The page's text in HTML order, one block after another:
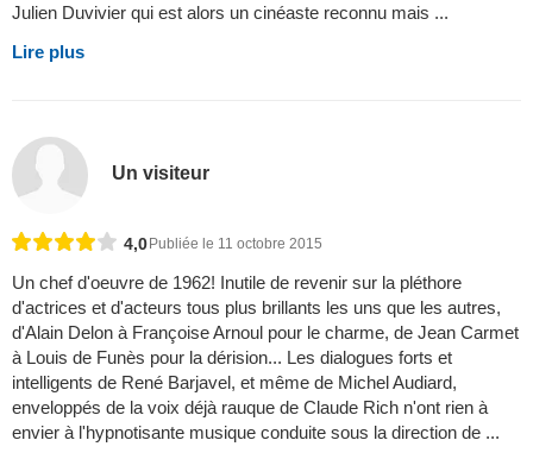
Julien Duvivier qui est alors un cinéaste reconnu mais ...
Lire plus
Un visiteur
4,0Publiée le 11 octobre 2015
Un chef d'oeuvre de 1962! Inutile de revenir sur la pléthore
d'actrices et d'acteurs tous plus brillants les uns que les autres,
d'Alain Delon à Françoise Arnoul pour le charme, de Jean Carmet
à Louis de Funès pour la dérision... Les dialogues forts et
intelligents de René Barjavel, et même de Michel Audiard,
enveloppés de la voix déjà rauque de Claude Rich n'ont rien à
envier à l'hypnotisante musique conduite sous la direction de ...